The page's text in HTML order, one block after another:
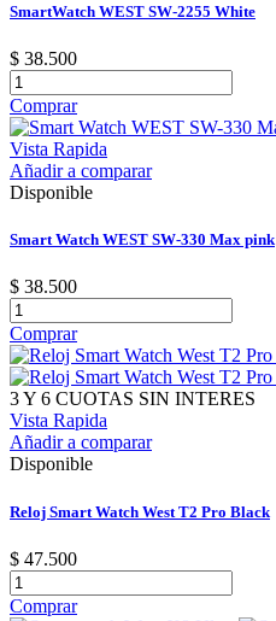
SmartWatch WEST SW-2255 White
$ 38.500
Comprar
Vista Rapida
Añadir a comparar
Disponible
Smart Watch WEST SW-330 Max pink
$ 38.500
Comprar
3 Y 6 CUOTAS SIN INTERES
Vista Rapida
Añadir a comparar
Disponible
Reloj Smart Watch West T2 Pro Black
$ 47.500
Comprar